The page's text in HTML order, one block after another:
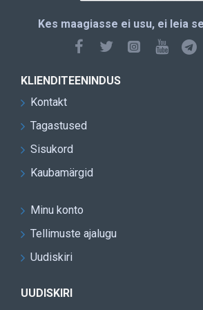
Kes maagiasse ei usu, ei leia
KLIENDITEENINDUS
Kontakt
Tagastused
Sisukord
Kaubamärgid
Minu konto
Tellimuste ajalugu
Uudiskiri
UUDISKIRI